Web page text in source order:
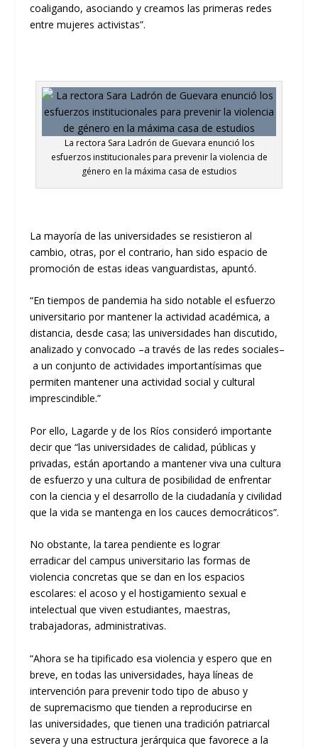
coaligando, asociando ycreamos las primeras redes
entre mujeres activistas”.
La rectora Sara Ladrón de Guevara enunció los
esfuerzos institucionales para prevenir la violencia de
género en la máxima casa de estudios
La mayoría de las universidades se resistieron al
cambio, otras, por el contrario, han sido espacio de
promoción de estas ideas vanguardistas, apuntó.
“En tiempos de pandemia ha sido notableel esfuerzo
universitario por mantener la actividad académica, a
distancia, desde casa; las universidades han discutido,
analizado y convocado –a través de las redes sociales–
a un conjunto de actividades importantísimas que
permiten mantener una actividad social y cultural
imprescindible.”
Por ello, Lagarde y de los Ríos consideró importante
decir que “las universidades de calidad, públicas y
privadas, están aportando a mantener viva una cultura
de esfuerzo y una cultura de posibilidad de enfrentar
con la ciencia y el desarrollo de la ciudadanía y civilidad
que la vida se mantenga en los cauces democráticos”.
No obstante, la tarea pendiente es lograr
erradicardelcampus universitario las formas de
violencia concretas que se dan en los espacios
escolares: el acoso y el hostigamiento sexual e
intelectual que viven estudiantes, maestras,
trabajadoras, administrativas.
“Ahora se ha tipificado esa violencia y espero que en
breve, en todas las universidades, haya líneas de
intervención para prevenir todo tipo de abuso y
desupremacismo que tienden a reproducirse en
lasuniversidades, que tienen una tradición patriarcal
severa y una estructura jerárquica que favorece a la